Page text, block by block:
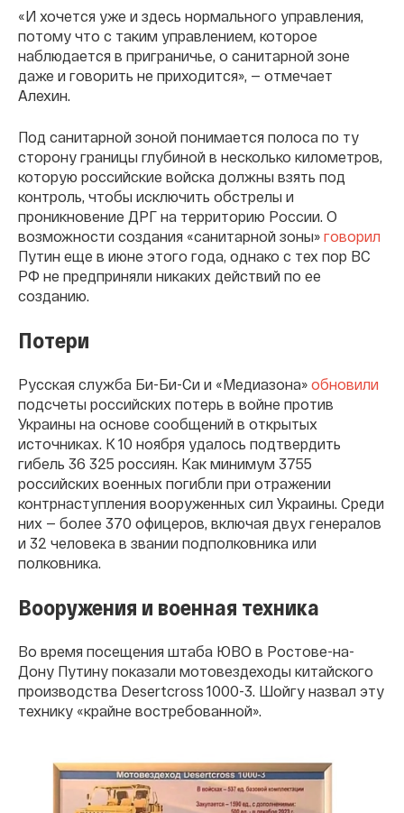
«И хочется уже и здесь нормального управления,
потому что с таким управлением, которое
наблюдается в приграничье, о санитарной зоне
даже и говорить не приходится», — отмечает
Алехин.
Под санитарной зоной понимается полоса по ту
сторону границы глубиной в несколько километров,
которую российские войска должны взять под
контроль, чтобы исключить обстрелы и
проникновение ДРГ на территорию России. О
возможности создания «санитарной зоны» говорил
Путин еще в июне этого года, однако с тех пор ВС
РФ не предприняли никаких действий по ее
созданию.
Потери
Русская служба Би-Би-Си и «Медиазона» обновили
подсчеты российских потерь в войне против
Украины на основе сообщений в открытых
источниках. К 10 ноября удалось подтвердить
гибель 36 325 россиян. Как минимум 3755
российских военных погибли при отражении
контрнаступления вооруженных сил Украины. Среди
них — более 370 офицеров, включая двух генералов
и 32 человека в звании подполковника или
полковника.
Вооружения и военная техника
Во время посещения штаба ЮВО в Ростове-на-
Дону Путину показали мотовездеходы китайского
производства Desertcross 1000-3. Шойгу назвал эту
технику «крайне востребованной».